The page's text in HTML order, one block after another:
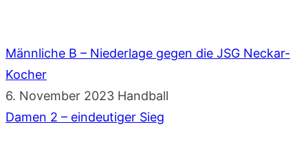
Männliche B – Niederlage gegen die JSG Neckar-
Kocher
6. November 2023 Handball
Damen 2 – eindeutiger Sieg